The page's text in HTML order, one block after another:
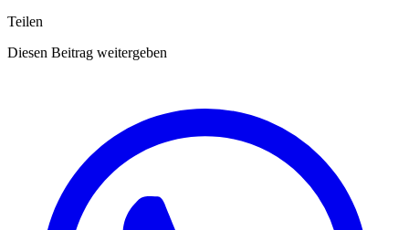
Teilen
Diesen Beitrag weitergeben